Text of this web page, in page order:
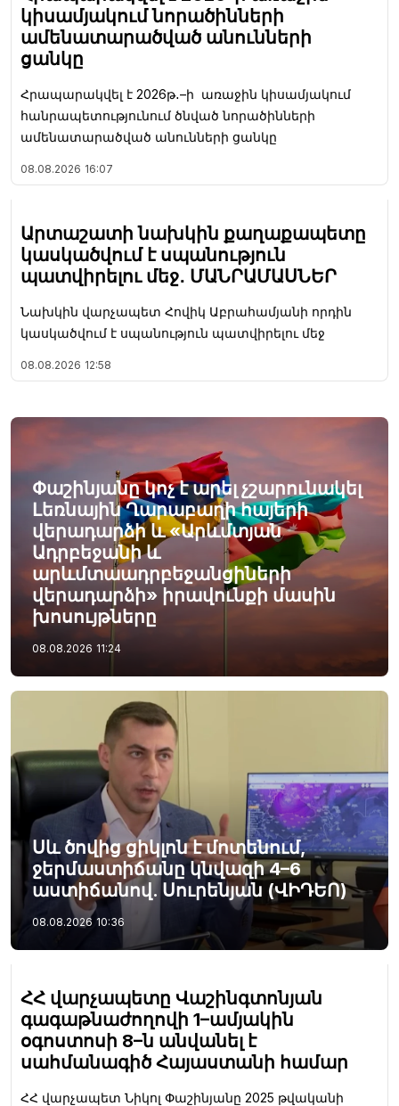
կիսամյակում նորածինների
ամենատարածված անունների
ցանկը
Հրապարակվել է 2026թ․–ի առաջին կիսամյակում
հանրապետությունում ծնված նորածինների
ամենատարածված անունների ցանկը
08.08.2026 16:07
Արտաշատի նախկին քաղաքապետը
կասկածվում է սպանություն
պատվիրելու մեջ․ ՄԱՆՐԱՄԱՍՆԵՐ
Նախկին վարչապետ Հովիկ Աբրահամյանի որդին
կասկածվում է սպանություն պատվիրելու մեջ
08.08.2026 12:58
Փաշինյանը կոչ է արել չշարունակել
Լեռնային Ղարաբաղի հայերի
վերադարձի և «Արևմտյան
Ադրբեջանի և
արևմտաադրբեջանցիների
վերադարձի» իրավունքի մասին
խոսույթները
08.08.2026 11:24
Սև ծովից ցիկլոն է մոտենում,
ջերմաստիճանը կնվազի 4–6
աստիճանով. Սուրենյան (ՎԻԴԵՈ)
08.08.2026 10:36
ՀՀ վարչապետը Վաշինգտոնյան
գագաթնաժողովի 1–ամյակին
օգոստոսի 8–ն անվանել է
սահմանագիծ Հայաստանի համար
ՀՀ վարչապետ Նիկոլ Փաշինյանը 2025 թվականի